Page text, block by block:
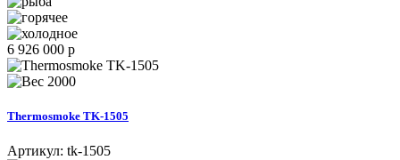
6 926 000 р
2000
Thermosmoke TK-1505
Артикул: tk-1505